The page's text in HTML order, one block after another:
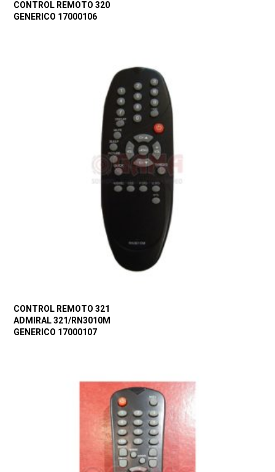
CONTROL REMOTO 320
GENERICO 17000106
CONTROL REMOTO 321
ADMIRAL 321/RN3010M
GENERICO 17000107